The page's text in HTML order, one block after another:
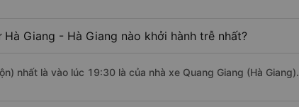
Giang - Hà Giang nào khởi hành trễ nhất?
nhất là vào lúc 19:30 là của nhà xe Quang Giang (Hà Giang).